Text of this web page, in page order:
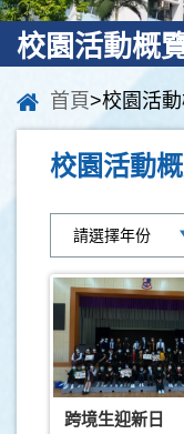
校園活動概
首頁>校園活
校園活動
跨境生迎新日